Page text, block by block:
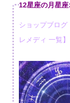
12星座の月星
ショップブロ
レメディ 一覧】